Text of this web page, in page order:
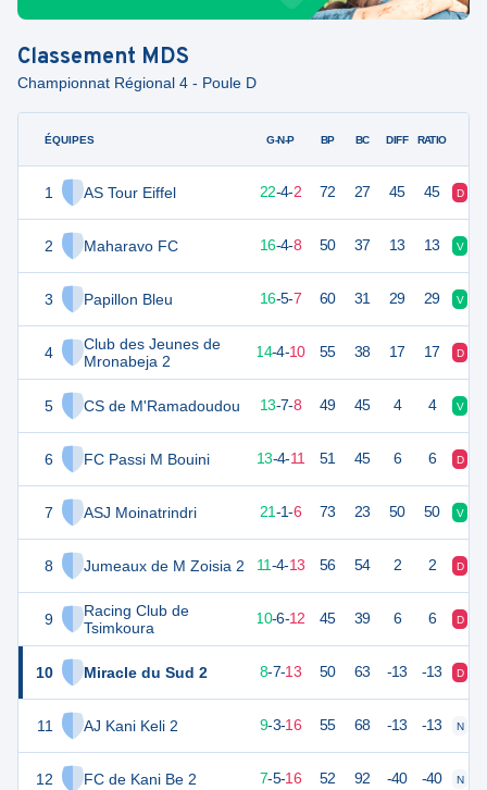
Classement MDS
Championnat Régional 4 - Poule D
ÉQUIPES
1 AS Tour Eiffel
2 Maharavo FC
3 Papillon Bleu
4
Club des Jeunes de
Mronabeja 2
5 CS de M'Ramadoudou
6 FC Passi M Bouini
7 ASJ Moinatrindri
8 Jumeaux de M Zoisia 2
9
Racing Club de
Tsimkoura
10 Miracle du Sud 2
11 AJ Kani Keli 2
12 FC de Kani Be 2
G-N-P BP BC DIFF RATIO
22-4-2 72 27 45 45 D
16-4-8 50 37 13 13 V
16-5-7 60 31 29 29 V
46 14-4-10 55 38 17 17 D
46 28 13-7-8 49 45 4 4 V
43 13-4-11 51 45 6 6 D
38 21-1-6 73 23 50 50 V
37 28 11-4-13 56 54 2 2 D
10-6-12 45 39 6 6 D
31 8-7-13 50 63 -13 -13 D
9-3-16 55 68 -13 -13 N
26 7-5-16 52 92 -40 -40 N